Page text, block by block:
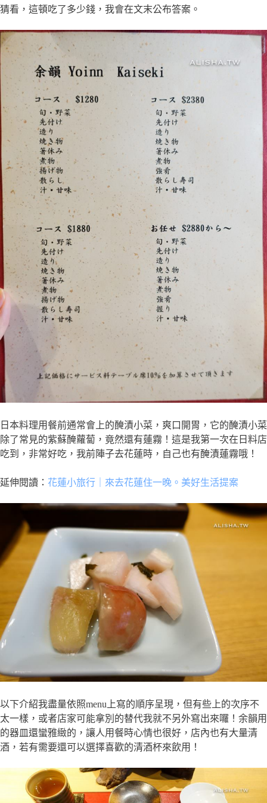
猜看，這頓吃了多少錢，我會在文末公布答案。
日本料理用餐前通常會上的醃漬小菜，爽口開胃，它的醃漬小菜
除了常見的紫蘇醃蘿蔔，竟然還有蓮霧！這是我第一次在日料店
吃到，非常好吃，我前陣子去花蓮時，自己也有醃漬蓮霧哦！
延伸閱讀： 花蓮小旅行｜來去花蓮住一晚。美好生活提案
以下介紹我盡量依照menu上寫的順序呈現，但有些上的次序不
太一樣，或者店家可能拿別的替代我就不另外寫出來囉！余韻用
的器皿還蠻雅緻的，讓人用餐時心情也很好，店內也有大量清
酒，若有需要還可以選擇喜歡的清酒杯來飲用！